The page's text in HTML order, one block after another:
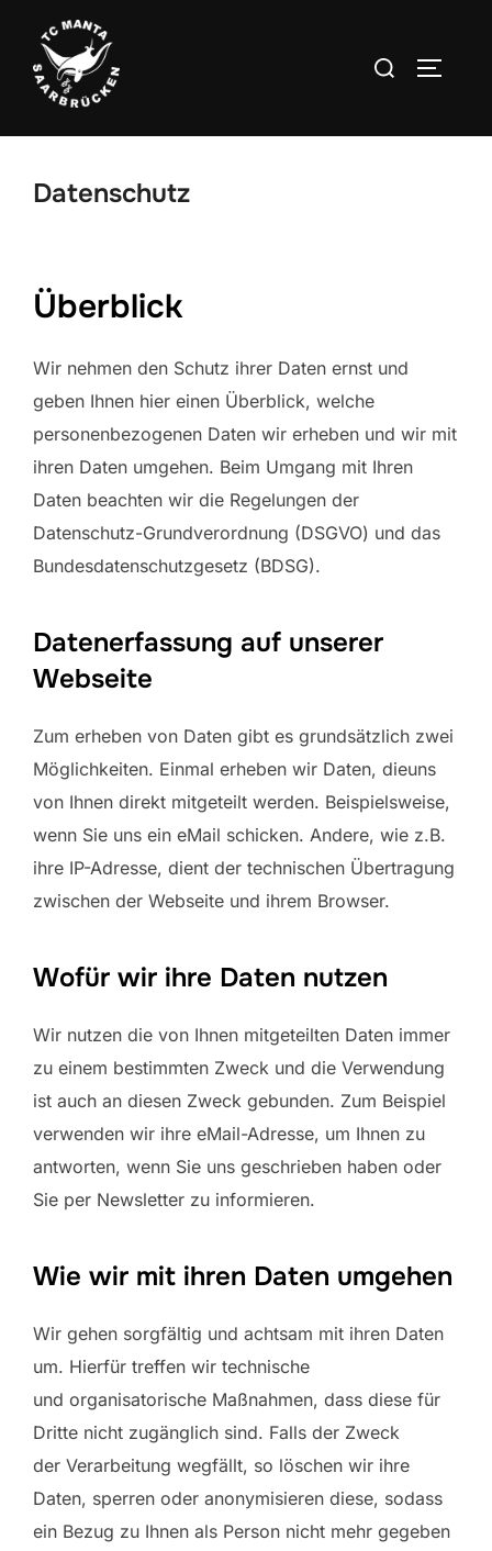
Inhalt
springen
Suchen
Datenschutz
Überblick
Wir nehmen den Schutz ihrer Daten ernst und
geben Ihnen hier einen Überblick, welche
personenbezogenen Daten wir erheben und wir mit
ihren Daten umgehen. Beim Umgang mit Ihren
Daten beachten wir die Regelungen der
Datenschutz-Grundverordnung (DSGVO) und das
Bundesdatenschutzgesetz (BDSG).
Datenerfassung auf unserer
Webseite
Zum erheben von Daten gibt es grundsätzlich zwei
Möglichkeiten. Einmal erheben wir Daten, dieuns
von Ihnen direkt mitgeteilt werden. Beispielsweise,
wenn Sie uns ein eMail schicken. Andere, wie z.B.
ihre IP-Adresse, dient der technischen Übertragung
zwischen der Webseite und ihrem Browser.
Wofür wir ihre Daten nutzen
Wir nutzen die von Ihnen mitgeteilten Daten immer
zu einem bestimmten Zweck und die Verwendung
ist auch an diesen Zweck gebunden. Zum Beispiel
verwenden wir ihre eMail-Adresse, um Ihnen zu
antworten, wenn Sie uns geschrieben haben oder
Sie per Newsletter zu informieren.
Wie wir mit ihren Daten umgehen
Wir gehen sorgfältig und achtsam mit ihren Daten
um. Hierfür treffen wir technische
und organisatorische Maßnahmen, dass diese für
Dritte nicht zugänglich sind. Falls der Zweck
der Verarbeitung wegfällt, so löschen wir ihre
Daten, sperren oder anonymisieren diese, sodass
ein Bezug zu Ihnen als Person nicht mehr gegeben